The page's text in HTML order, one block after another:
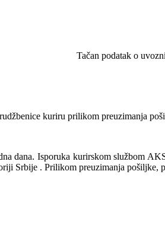
Tačan podatak o
kuriru prilikom preuzimanja
dana. Isporuka kurirskom službom
Srbije . Prilikom preuzimanja